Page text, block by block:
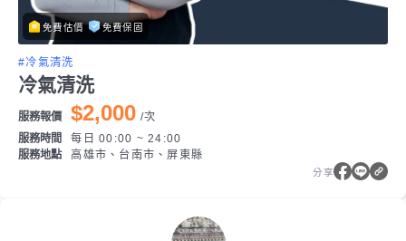
免費估價 免費保固
#冷氣清洗
冷氣清洗
服務報價 $2,000 /次
服務時間
每日 00:00 ~ 24:00
服務地點
高雄市、台南市、屏東縣
分享